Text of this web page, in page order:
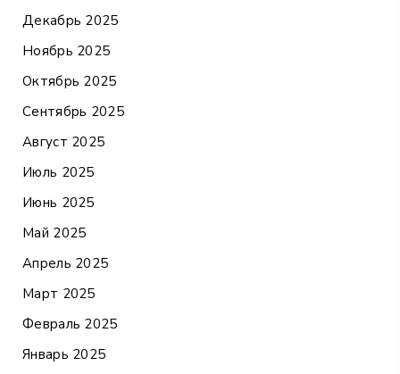
Декабрь 2025
Ноябрь 2025
Октябрь 2025
Сентябрь 2025
Август 2025
Июль 2025
Июнь 2025
Май 2025
Апрель 2025
Март 2025
Февраль 2025
Январь 2025